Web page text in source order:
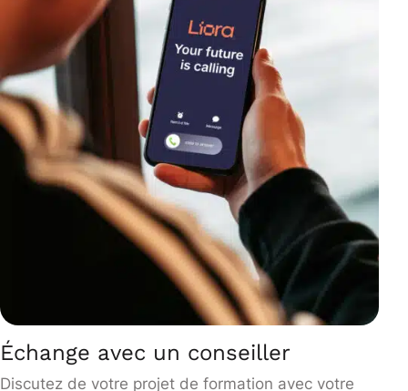
Échange avec un conseiller
Discutez de votre projet de formation avec votre